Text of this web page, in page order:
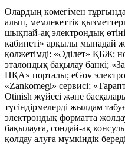
Олардың көмегімен
алып, мемлекеттік
шықпай-ақ электрондық
кабинеті» арқылы мынадай
қолжетімді: «Әділет» ҚБЖ;
эталондық бақылау банкі;
НҚА» порталы; eGov
«Zankomegi» сервисі;
Otinish жүйесі және
түсіндірмелерді жылдам
электрондық форматта
бақылауға, сондай-ақ
қолдау алуға мүмкіндік